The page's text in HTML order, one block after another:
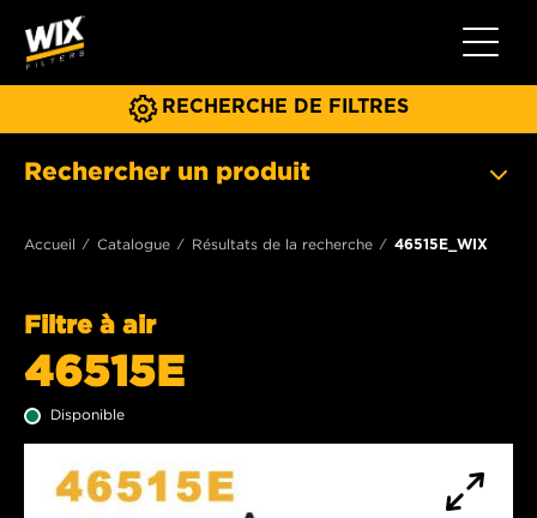
Toggle
RECHERCHE DE FILTRES
Rechercher un produit
Accueil Catalogue Résultats de la recherche 46515E_WIX
Filtre à air
46515E
Disponible